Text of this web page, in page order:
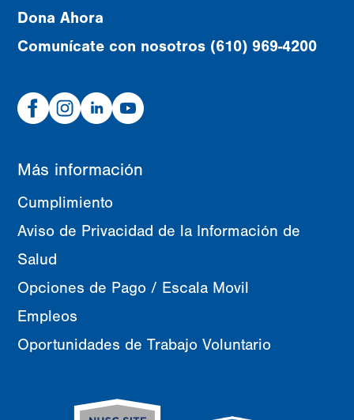
Dona Ahora
Comunícate con nosotros (610) 969-4200
FacebookInstagram
Linked
In
Youtube
Más información
Cumplimiento
Aviso de Privacidad de la Información de
Salud
Opciones de Pago / Escala Movil
Empleos
Oportunidades de Trabajo Voluntario